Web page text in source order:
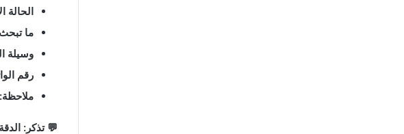
الحالة
ما
وسيلة
رقم
ملاحظة:
💬 تذكر: